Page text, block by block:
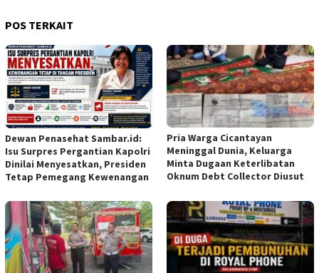
POS TERKAIT
Dewan Penasehat Sambar.id:
Isu Surpres Pergantian Kapolri
Dinilai Menyesatkan, Presiden
Tetap Pemegang Kewenangan
Pria Warga Cicantayan
Meninggal Dunia, Keluarga
Minta Dugaan Keterlibatan
Oknum Debt Collector Diusut